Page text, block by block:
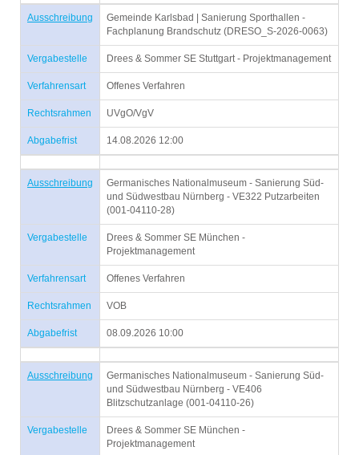
Ausschreibung
Gemeinde Karlsbad | Sanierung Sporthallen -
Fachplanung Brandschutz (DRESO_S-2026-0063)
Vergabestelle Drees & Sommer SE Stuttgart - Projektmanagement
Verfahrensart Offenes Verfahren
Rechtsrahmen UVgO/VgV
Abgabefrist 14.08.2026 12:00
Ausschreibung
Germanisches Nationalmuseum - Sanierung Süd-
und Südwestbau Nürnberg - VE322 Putzarbeiten
(001-04110-28)
Vergabestelle
Drees & Sommer SE München -
Projektmanagement
Verfahrensart Offenes Verfahren
Rechtsrahmen VOB
Abgabefrist 08.09.2026 10:00
Ausschreibung
Germanisches Nationalmuseum - Sanierung Süd-
und Südwestbau Nürnberg - VE406
Blitzschutzanlage (001-04110-26)
Vergabestelle
Drees & Sommer SE München -
Projektmanagement